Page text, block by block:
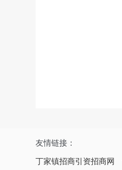
友情链接：
丁家镇招商引资招商网